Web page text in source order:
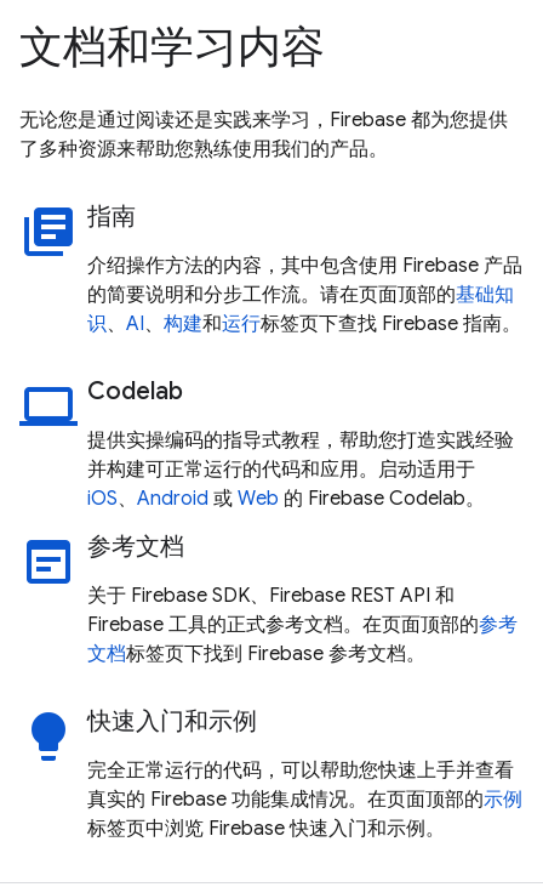
文档和学习内容
无论您是通过阅读还是实践来学习，Firebase 都为您提供
了多种资源来帮助您熟练使用我们的产品。
library_books 指南
介绍操作方法的内容，其中包含使用 Firebase 产品
的简要说明和分步工作流。请在页面顶部的基础知
识、 AI、 构建和运行标签页下查找 Firebase 指南。
laptop Codelab
提供实操编码的指导式教程，帮助您打造实践经验
并构建可正常运行的代码和应用。启动适用于
iOS、 Android 或 Web 的 Firebase Codelab。
wysiwyg 参考文档
关于 Firebase SDK、Firebase REST API 和
Firebase 工具的正式参考文档。在页面顶部的参考
文档标签页下找到 Firebase 参考文档。
lightbulb 快速入门和示例
完全正常运行的代码，可以帮助您快速上手并查看
真实的 Firebase 功能集成情况。在页面顶部的示例
标签页中浏览 Firebase 快速入门和示例。